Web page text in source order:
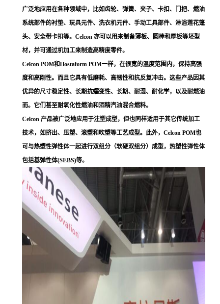
广泛地应用在各种领域中，比如齿轮、弹簧、夹子、卡扣、门把、燃油
系统部件的衬垫、玩具元件、洗衣机元件、手动工具部件、淋浴莲花篷
头、安全带卡扣等。Celcon 亦可以用来制备薄板、圆棒和厚板等坯型
材，并可通过机加工来制造高精度零件。
Celcon POM和Hostaform POM一样，在很宽的温度范围内，保持高强
度和高刚性。而且它具有低磨耗、高韧性和抗反复冲击。这些产品因其
优异的尺寸稳定性、长期抗蠕变性、长期、耐湿、耐化学，以及耐燃油
而。它们甚至耐氧化性燃油和酒精汽油混合燃料。
Celcon 产品被广泛地应用于注塑成型，但也同样适用于其它传统加工
技术，如挤出、压塑、滚塑和吹塑等工艺成型。此外，Celcon POM也
可与热塑性弹性体一起进行双组分（软硬双组分）成型，热塑性弹性体
包括基弹性体(SEBS)等。